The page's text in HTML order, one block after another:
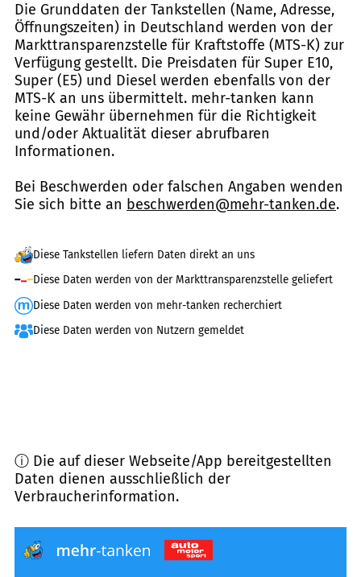
Die Grunddaten der Tankstellen (Name, Adresse,
Öffnungszeiten) in Deutschland werden von der
Markttransparenzstelle für Kraftstoffe (MTS-K) zur
Verfügung gestellt. Die Preisdaten für Super E10,
Super (E5) und Diesel werden ebenfalls von der
MTS-K an uns übermittelt. mehr-tanken kann
keine Gewähr übernehmen für die Richtigkeit
und/oder Aktualität dieser abrufbaren
Informationen.
Bei Beschwerden oder falschen Angaben wenden
Sie sich bitte an beschwerden@mehr-tanken.de.
Diese Tankstellen liefern Daten direkt an uns
Diese Daten werden von der Markttransparenzstelle geliefert
Diese Daten werden von mehr-tanken recherchiert
Diese Daten werden von Nutzern gemeldet
ⓘ Die auf dieser Webseite/App bereitgestellten
Daten dienen ausschließlich der
Verbraucherinformation.